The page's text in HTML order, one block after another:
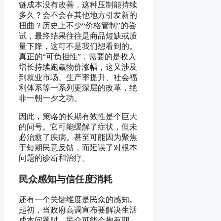
链成本没有改善，这种压制能持续
多久？会不会在其他地方引发新的
扭曲？历史上不少“价格管制”的尝
试，最终结果往往是商品短缺或质
量下降，这可不是我们想看到的。
真正的“可负担性”，需要的是收入
增长持续跑赢物价涨幅，这又涉及
到就业市场、生产率提升、社会福
利体系等一系列更深层的改革，绝
非一朝一夕之功。
因此，策略的长期有效性是个巨大
的问号。它可能缓解了症状，但未
必治愈了疾病。甚至可能因为聚焦
于短期民意反馈，而延误了对根本
问题的诊断和治疗。
民众感知与信任度消耗
还有一个关键维度是民众的感知。
起初，当政府高调宣布要解决生活